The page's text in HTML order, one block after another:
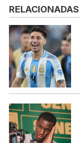
RELACIONADAS